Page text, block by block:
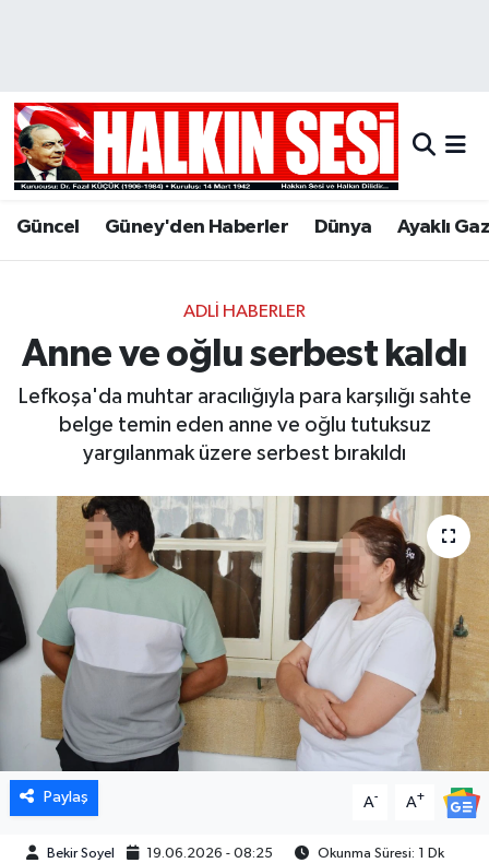
Güncel Güney'den Haberler Dünya Ayaklı
ADLI HABERLER
Anne ve oğlu serbest kaldı
Lefkoşa'da muhtar aracılığıyla para karşılığı sahte
belge temin eden anne ve oğlu tutuksuz
yargılanmak üzere serbest bırakıldı
Paylaş A- A+
Bekir Soyel 19.06.2026 - 08:25 Okunma Süresi: 1 Dk
Hava Durumu
Trafik Durumu
Tüm Manşetler
Son Dakika Haberleri
Haber Arşivi